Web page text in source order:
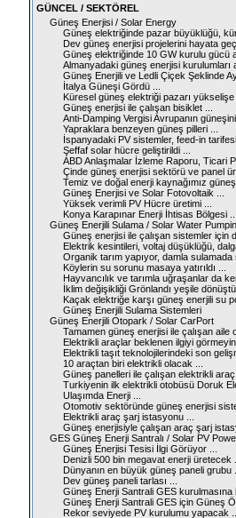
GÜNCEL / SEKTÖREL
Güneş Enerjisi / Solar Energy
Güneş elektriğinde pazar büyüklüğü,
Dev güneş enerjisi projelerini hayata
Güneş elektriğinde 10 GW kurulu gücü
Almanyadaki güneş enerjisi kurulumları
Güneş Enerjili ve Ledli Çiçek Şeklinde
İtalya Güneşi Gördü ...
Küresel güneş elektriği pazarı
Güneş enerjisi ile çalışan bisiklet ...
Anti-Damping Vergisi Avrupanın
Yapraklara benzeyen güneş pilleri ...
İspanyadaki PV sistemler, feed-in
Şeffaf solar hücre geliştirildi ...
ABD Anlaşmalar İzleme Raporu, Ticari
Çinde güneş enerjisi sektörü ve panel
Temiz ve doğal enerji kaynağımız
Güneş Enerjisi ve Solar Fotovoltaik ...
Yüksek verimli PV Hücre üretimi ...
Konya Karapınar Enerji İhtisas Bölgesi
Güneş Enerjili Sulama / Solar Water
Güneş enerjisi ile çalışan sistemler için
Elektrik kesintileri, voltaj düşüklüğü,
Organik tarım yapıyor, damla sulamada
Köylerin su sorunu masaya yatırıldı ...
Hayvancılık ve tarımla uğraşanlar da
İklim değişikliği Grönlandı yeşile
Kaçak elektriğe karşı güneş enerjili su
Güneş Enerjili Sulama Sistemleri
Güneş Enerjili Otopark / Solar CarPort
Tamamen güneş enerjisi ile çalışan aile
Elektrikli araçlar beklenen ilgiyi
Elektrikli taşıt teknolojilerindeki son
10 araçtan biri elektrikli olacak ...
Güneş panelleri ile çalışan elektrikli
Turkiyenin ilk elektrikli otobüsü Doruk
Ulaşımda Enerji ...
Otomotiv sektöründe güneş enerjisi
Elektrikli araç şarj istasyonu ...
Güneş enerjisiyle çalışan araç şarj
GES Güneş Enerji Santralı / Solar PV
Güneş Enerjisi Tesisi İlgi Görüyor ...
Denizli 500 bin megavat enerji üretecek
Dünyanın en büyük güneş paneli grubu
Dev güneş paneli tarlası ...
Güneş Enerji Santrali GES
Güneş Enerji Santrali GES için Güneş
Rekor seviyede PV kurulumu yapacak